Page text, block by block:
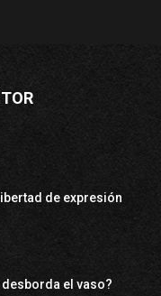
de expresión
desborda el vaso?